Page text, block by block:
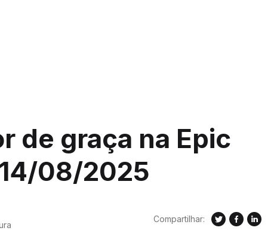
de graça na Epic
08/2025
Compartilhar: